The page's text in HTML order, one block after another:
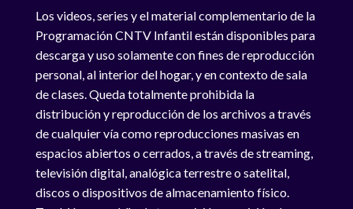
Los videos, series y el material complementario de la
Programación CNTV Infantil están disponibles para
descarga y uso solamente con fines de reproducción
personal, al interior del hogar, y en contexto de sala
de clases. Queda totalmente prohibida la
distribución y reproducción de los archivos a través
de cualquier vía como reproducciones masivas en
espacios abiertos o cerrados, a través de streaming,
televisión digital, analógica terrestre o satelital,
discos o dispositivos de almacenamiento físico.